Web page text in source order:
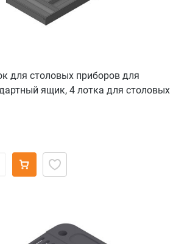
для столовых приборов для
ящик, 4 лотка для столовых
мм, ширина=300 мм, терра-черный